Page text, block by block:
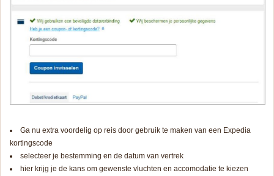
Ga nu extra voordelig op reis door gebruik te maken van een Expedia
kortingscode
selecteer je bestemming en de datum van vertrek
hier krijg je de kans om gewenste vluchten en accomodatie te kiezen